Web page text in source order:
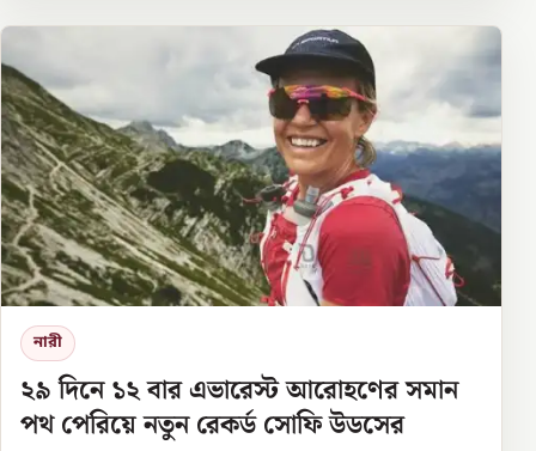
নারী
২৯ দিনে ১২ বার এভারেস্ট আরোহণের সমান
পথ পেরিয়ে নতুন রেকর্ড সোফি উডসের